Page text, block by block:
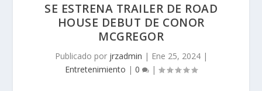
SE ESTRENA TRAILER DE ROAD
HOUSE DEBUT DE CONOR
MCGREGOR
Publicado por jrzadmin | Ene 25, 2024|
Entretenimiento | 0 |